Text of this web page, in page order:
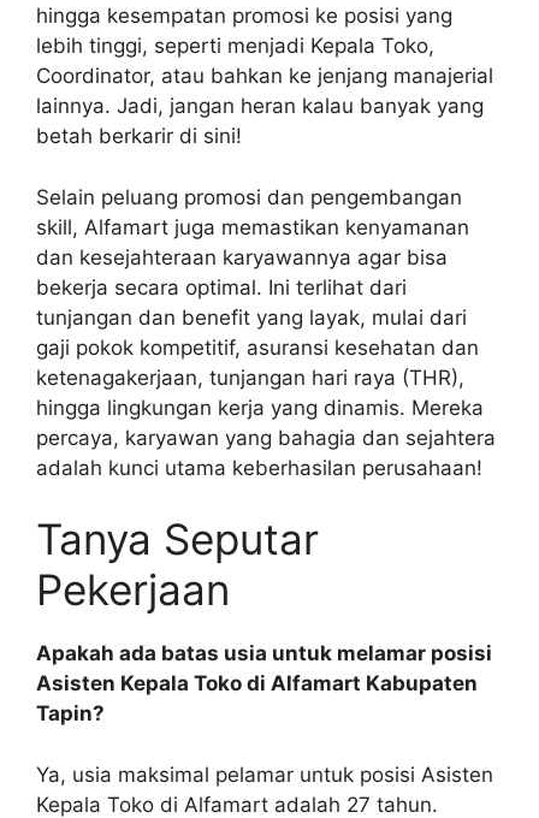
hingga kesempatan promosi ke posisi yang
lebih tinggi, seperti menjadi Kepala Toko,
Coordinator, atau bahkan ke jenjang manajerial
lainnya. Jadi, jangan heran kalau banyak yang
betah berkarir di sini!
Selain peluang promosi dan pengembangan
skill, Alfamart juga memastikan kenyamanan
dan kesejahteraan karyawannya agar bisa
bekerja secara optimal. Ini terlihat dari
tunjangan dan benefit yang layak, mulai dari
gaji pokok kompetitif, asuransi kesehatan dan
ketenagakerjaan, tunjangan hari raya (THR),
hingga lingkungan kerja yang dinamis. Mereka
percaya, karyawan yang bahagia dan sejahtera
adalah kunci utama keberhasilan perusahaan!
Tanya Seputar
Pekerjaan
Apakah ada batas usia untuk melamar posisi
Asisten Kepala Toko di Alfamart Kabupaten
Tapin?
Ya, usia maksimal pelamar untuk posisi Asisten
Kepala Toko di Alfamart adalah 27 tahun.